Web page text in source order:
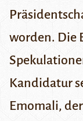
worden. Die
Kandidatur
Emomali,